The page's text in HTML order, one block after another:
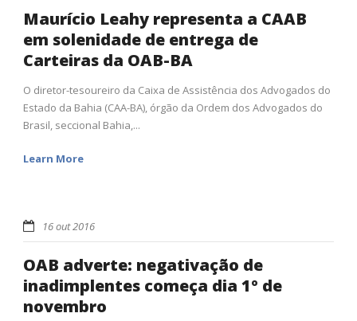
Maurício Leahy representa a CAAB
em solenidade de entrega de
Carteiras da OAB-BA
O diretor-tesoureiro da Caixa de Assistência dos Advogados do
Estado da Bahia (CAA-BA), órgão da Ordem dos Advogados do
Brasil, seccional Bahia,...
Learn More
16 out 2016
OAB adverte: negativação de
inadimplentes começa dia 1º de
novembro